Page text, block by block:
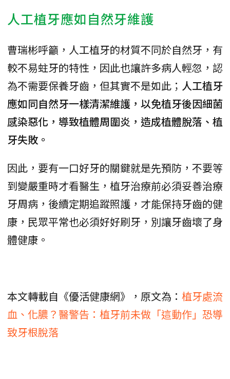
人工植牙應如自然牙維護
曹瑞彬呼籲，人工植牙的材質不同於自然牙，有
較不易蛀牙的特性，因此也讓許多病人輕忽，認
為不需要保養牙齒，但其實不是如此； 人工植牙
應如同自然牙一樣清潔維護，以免植牙後因細菌
感染惡化，導致植體周圍炎，造成植體脫落、植
牙失敗。
因此，要有一口好牙的關鍵就是先預防，不要等
到變嚴重時才看醫生，植牙治療前必須妥善治療
牙周病，後續定期追蹤照護，才能保持牙齒的健
康，民眾平常也必須好好刷牙，別讓牙齒壞了身
體健康。
本文轉載自《優活健康網》，原文為： 植牙處流
血、化膿？醫警告：植牙前未做「這動作」恐導
致牙根脫落